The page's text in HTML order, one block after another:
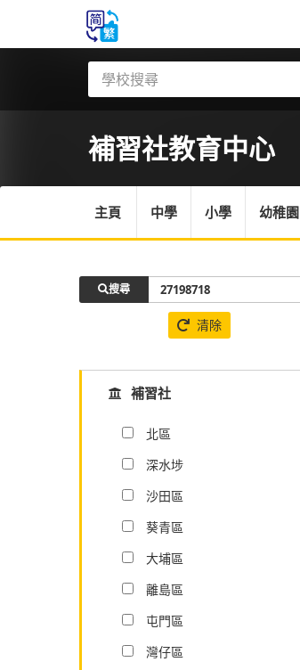
補習社教育中心
主頁 中學 小學 幼稚園
搜尋
清除
補習社
北區
深水埗
沙田區
葵青區
大埔區
離島區
屯門區
灣仔區